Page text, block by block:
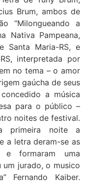
Brum, ambos de
“Milongueando a
Nativa Pampeana,
Santa Maria-RS, e
interpretada por
no tema – o amor
gaúcha de seus
a música
para o público –
noites de festival.
primeira noite a
a letra deram-se as
formaram uma
um jurado, o musico
Fernando Kaiber.